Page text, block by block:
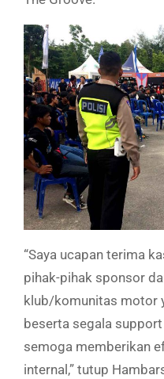
“Saya ucapan terima
pihak-pihak sponsor
klub/komunitas motor
beserta segala
semoga memberikan
internal,” tutup